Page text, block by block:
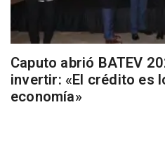
Caputo abrió BATEV
invertir: «El crédito es
economía»